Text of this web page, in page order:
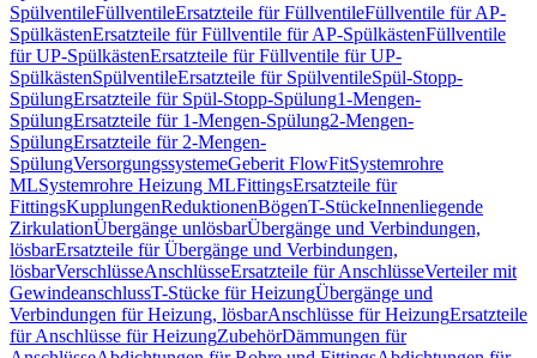
SpülventileFüllventileErsatzteile für FüllventileFüllventile für AP-
SpülkästenErsatzteile für Füllventile für AP-SpülkästenFüllventile
für UP-SpülkästenErsatzteile für Füllventile für UP-
SpülkästenSpülventileErsatzteile für SpülventileSpül-Stopp-
SpülungErsatzteile für Spül-Stopp-Spülung1-Mengen-
SpülungErsatzteile für 1-Mengen-Spülung2-Mengen-
SpülungErsatzteile für 2-Mengen-
SpülungVersorgungssystemeGeberit FlowFitSystemrohre
MLSystemrohre Heizung MLFittingsErsatzteile für
FittingsKupplungenReduktionenBögenT-StückeInnenliegende
ZirkulationÜbergänge unlösbarÜbergänge und Verbindungen,
lösbarErsatzteile für Übergänge und Verbindungen,
lösbarVerschlüsseAnschlüsseErsatzteile für AnschlüsseVerteiler mit
GewindeanschlussT-Stücke für HeizungÜbergänge und
Verbindungen für Heizung, lösbarAnschlüsse für HeizungErsatzteile
für Anschlüsse für HeizungZubehörDämmungen für